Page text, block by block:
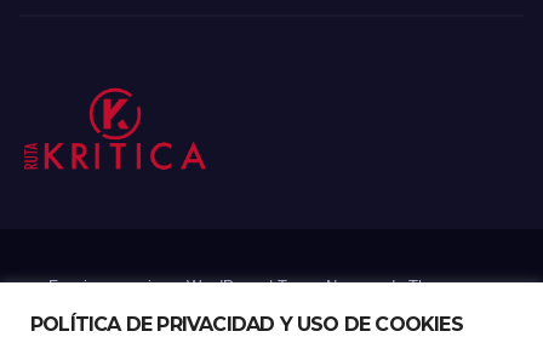
Funciona gracias a WordPress|Tema: Newsup deThemeansar
POLÍTICA DE PRIVACIDAD Y USO DE COOKIES